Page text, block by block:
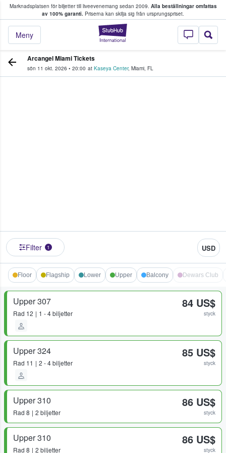
Marknadsplatsen för biljetter till liveevenemang sedan 2009. Alla beställningar omfattas
av 100% garanti. Priserna kan skilja sig från ursprungspriset.
StubHub – där
Meny
köper och säljer biljetter.
Arcangel Miami Tickets
sön 11 okt. 2026 • 20:00 at Kaseya Center, Miami, FL
Filter 1 USD
Floor Flagship Lower Upper Balcony Dewars Club
Upper 307
Rad 12 1 - 4 biljetter
84 US$
styck
Upper 324
Rad 11 2 - 4 biljetter
85 US$
styck
Upper 310
Rad 8 2 biljetter
86 US$
styck
Upper 310
Rad 8 2 biljetter
86 US$
styck